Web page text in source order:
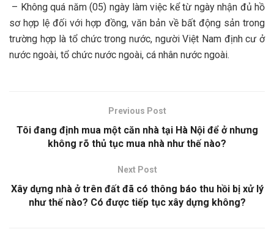
– Không quá năm (05) ngày làm việc kể từ ngày nhận đủ hồ
sơ hợp lệ đối với hợp đồng, văn bản về bất động sản trong
trường hợp là tổ chức trong nước, người Việt Nam định cư ở
nước ngoài, tổ chức nước ngoài, cá nhân nước ngoài.
Previous Post
Tôi đang định mua một căn nhà tại Hà Nội để ở nhưng
không rõ thủ tục mua nhà như thế nào?
Next Post
Xây dựng nhà ở trên đất đã có thông báo thu hồi bị xử lý
như thế nào? Có được tiếp tục xây dựng không?